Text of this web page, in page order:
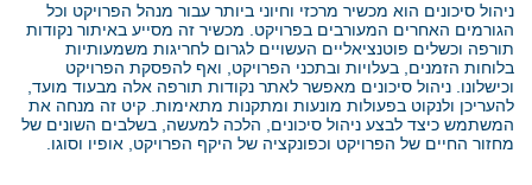
ניהול סיכונים הוא מכשיר מרכזי וחיוני ביותר עבור מנהל הפרויקט וכל
הגורמים האחרים המעורבים בפרויקט. מכשיר זה מסייע באיתור נקודות
תורפה וכשלים פוטנציאליים העשויים לגרום לחריגות משמעותיות
בלוחות הזמנים, בעלויות ובתכני הפרויקט, ואף להפסקת הפרויקט
וכישלונו. ניהול סיכונים מאפשר לאתר נקודות תורפה אלה מבעוד מועד,
להעריכן ולנקוט בפעולות מונעות ומתקנות מתאימות. קיט זה מנחה את
המשתמש כיצד לבצע ניהול סיכונים, הלכה למעשה, בשלבים השונים של
מחזור החיים של הפרויקט וכפונקציה של היקף הפרויקט, אופיו וסוגו.